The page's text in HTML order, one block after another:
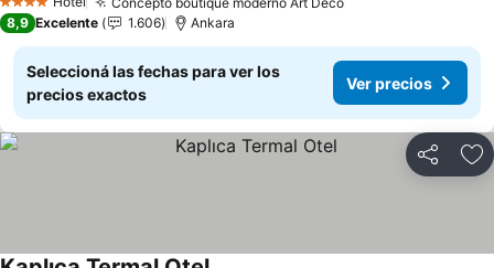
4 Estrellas Ver precios
8,9 Excelente 1.606 Ankara
Seleccioná las fechas para ver los
precios exactos
Ver precios
Compartir